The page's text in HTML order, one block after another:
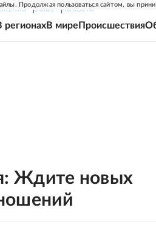
Продолжая пользоваться сайтом, вы
СОЮЗ НОВОСТИ
регионахВ мире Происшествия
Ждите новых